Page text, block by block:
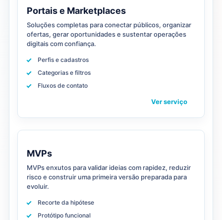
Portais e Marketplaces
Soluções completas para conectar públicos, organizar
ofertas, gerar oportunidades e sustentar operações
digitais com confiança.
Perfis e cadastros
Categorias e filtros
Fluxos de contato
Ver serviço
MVPs
MVPs enxutos para validar ideias com rapidez, reduzir
risco e construir uma primeira versão preparada para
evoluir.
Recorte da hipótese
Protótipo funcional